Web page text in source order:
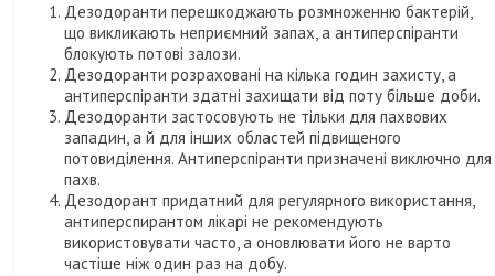
Дезодоранти перешкоджають розмноженню бактерій,
що викликають неприємний запах, а антиперспіранти
блокують потові залози.
Дезодоранти розраховані на кілька годин захисту, а
антиперспіранти здатні захищати від поту більше доби.
Дезодоранти застосовують не тільки для пахвових
западин, а й для інших областей підвищеного
потовиділення. Антиперспіранти призначені виключно для
пахв.
Дезодорант придатний для регулярного використання,
антиперспирантом лікарі не рекомендують
використовувати часто, а оновлювати його не варто
частіше ніж один раз на добу.